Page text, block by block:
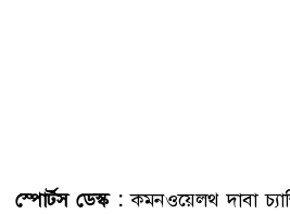
স্পোর্টস ডেস্ক :কমনওয়েলথ দাবা